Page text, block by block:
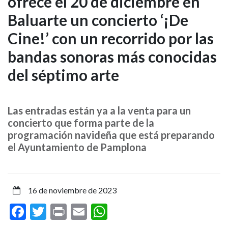
de
Pamplona
ofrece
el
de
diciembre
en
Baluarte
un
Baluarte un concierto ‘¡De
Cine!’ con un recorrido por las
bandas sonoras más conocidas
del séptimo arte
Las entradas están ya a la venta para un
concierto que forma parte de la
programación navideña que está preparando
el Ayuntamiento de Pamplona
16 de noviembre de 2023
Facebook
Twitter
PrintEmail